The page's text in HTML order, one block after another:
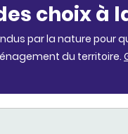
choix à
par la nature pour
du territoire.